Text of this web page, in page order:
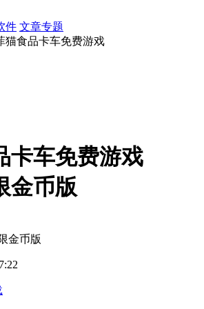
件 文章专题
猫食品卡车免费游戏
卡车免费游戏
金币版
金币版